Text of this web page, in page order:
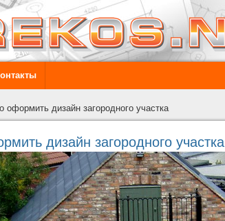
оформить дизайн загородного участка
дизайн загородного участка